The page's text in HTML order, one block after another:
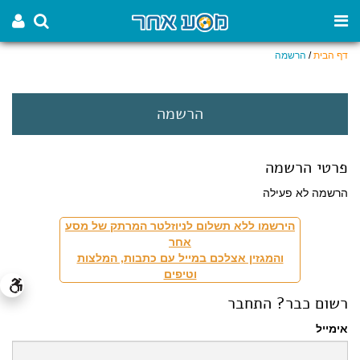
דף הבית/ הרשמה
הרשמה
פרטי הרשמה
הרשמה לא פעילה
הירשמו ללא תשלום לניוזלטר המרתק של מסע
אחר
והמגזין אצלכם במייל עם כתבות, המלצות
וטיפים
רשום כבר? התחבר
אימייל